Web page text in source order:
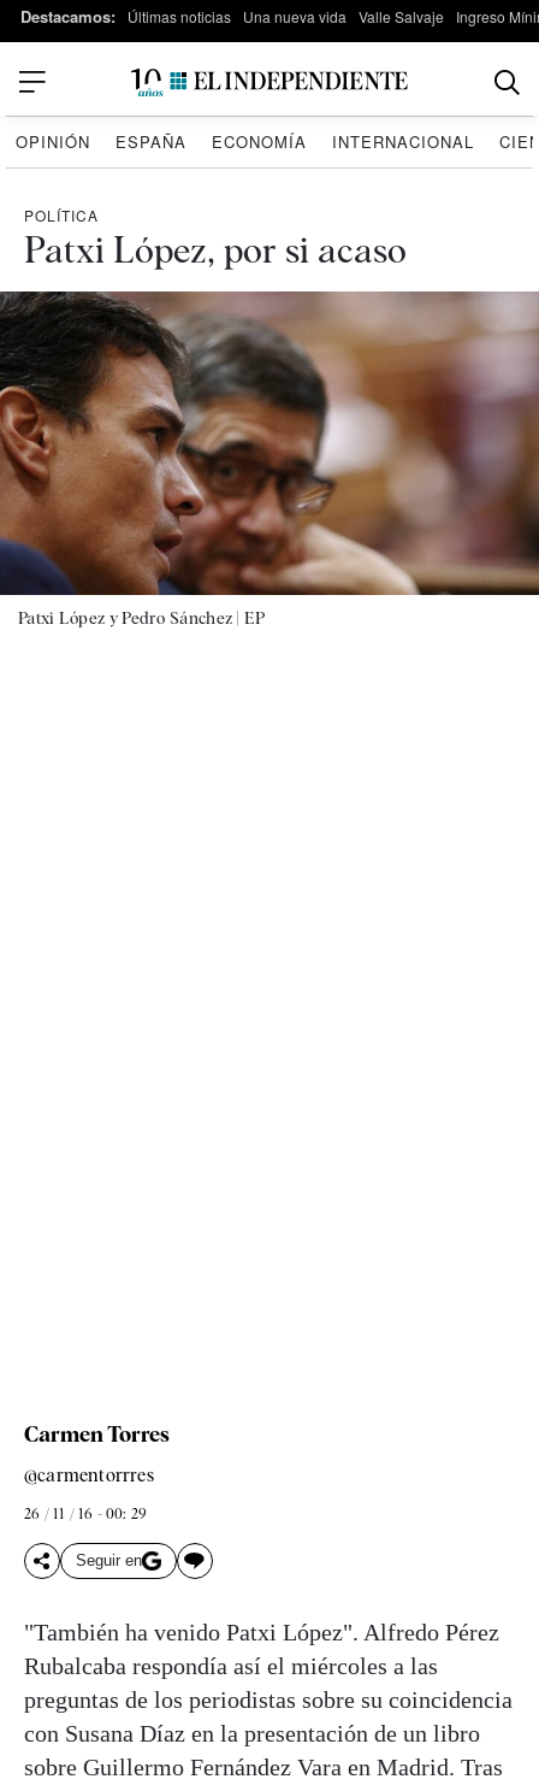
Destacamos: Últimas noticias Una nueva vida Valle Salvaje Ingreso
OPINIÓN ESPAÑA ECONOMÍA INTERNACIONAL
POLÍTICA
Patxi López, por si acaso
Patxi López y Pedro Sánchez |EP
Carmen Torres
@carmentorrres
26 / 11 / 16 - 00: 29
Seguir en
"También ha venido Patxi López". Alfredo Pérez
Rubalcaba respondía así el miércoles a las
preguntas de los periodistas sobre su coincidencia
con Susana Díaz en la presentación de un libro
sobre Guillermo Fernández Vara en Madrid. Tras